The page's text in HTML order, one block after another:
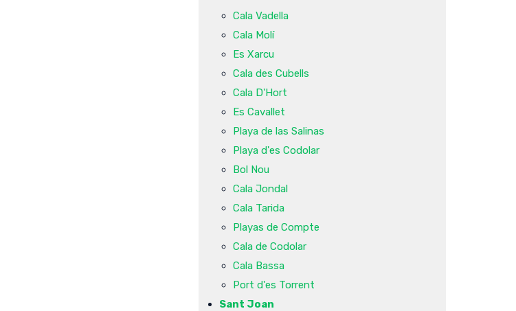
Cala Vadella
Cala Molí
Es Xarcu
Cala des Cubells
Cala D'Hort
Es Cavallet
Playa de las Salinas
Playa d'es Codolar
Bol Nou
Cala Jondal
Cala Tarida
Playas de Compte
Cala de Codolar
Cala Bassa
Port d'es Torrent
Sant Joan